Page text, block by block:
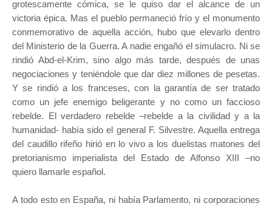
grotescamente cómica, se le quiso dar el alcance de un
victoria épica. Mas el pueblo permaneció frío y el monumento
conmemorativo de aquella acción, hubo que elevarlo dentro
del Ministerio de la Guerra. A nadie engañó el simulacro. Ni se
rindió Abd-el-Krim, sino algo más tarde, después de unas
negociaciones y teniéndole que dar diez millones de pesetas.
Y se rindió a los franceses, con la garantía de ser tratado
como un jefe enemigo beligerante y no como un faccioso
rebelde. El verdadero rebelde –rebelde a la civilidad y a la
humanidad- había sido el general F. Silvestre. Aquella entrega
del caudillo rifeño hirió en lo vivo a los duelistas matones del
pretorianismo imperialista del Estado de Alfonso XIII –no
quiero llamarle español.
A todo esto en España, ni había Parlamento, ni corporaciones